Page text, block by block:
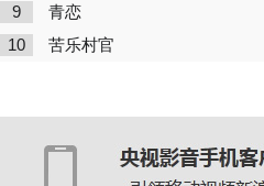
9 青恋
10 苦乐村官